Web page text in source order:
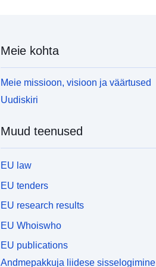
Meie kohta
Meie missioon, visioon ja väärtused
Uudiskiri
Muud teenused
EU law
EU tenders
EU research results
EU Whoiswho
EU publications
Andmepakkuja liidese sisselogimine